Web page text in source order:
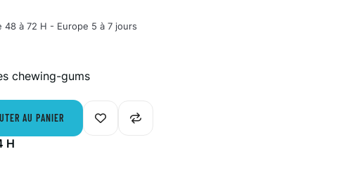
48 à 72 H - Europe 5 à 7 jours
chewing-gums
AU PANIER
H